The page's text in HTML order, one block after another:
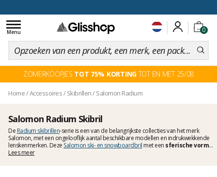
0
Toggle
navigation
Menu
ZOMERKOOPJES TOT 75% KORTINGTOT EN MET 25/08
Home/Accessoires/Skibrillen/Salomon Radium
Salomon Radium Skibril
De Radium skibrillen-serie is een van de belangrijkste collecties van het merk
Salomon, met een ongelooflijk aantal beschikbare modellen en indrukwekkende
lenskenmerken. Deze Salomon ski- en snowboardbril met een sferische vorm
biedt een onberispelijk
Lees meer